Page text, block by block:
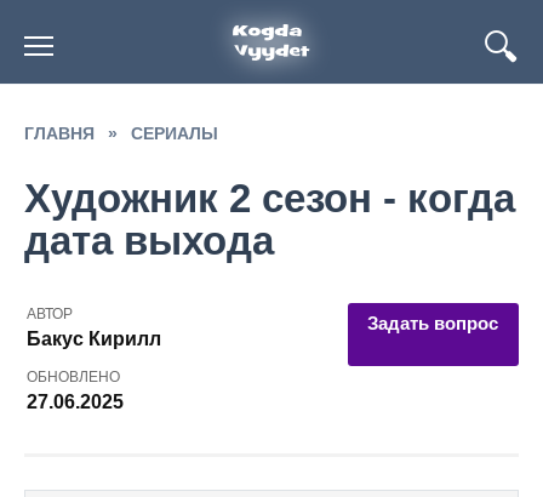
содержанию
ГЛАВНЯ » СЕРИАЛЫ
Художник 2 сезон - когда
дата выхода
АВТОР
Бакус Кирилл
Задать вопрос
ОБНОВЛЕНО
27.06.2025